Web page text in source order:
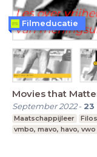
Movies that
September 2022- 23
Maatschappijleer
vmbo, mavo, havo, vwo
Filmeducatie